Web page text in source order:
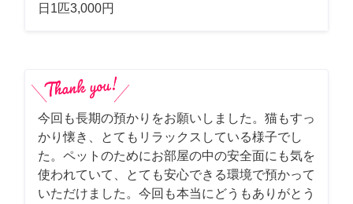
日1匹3,000円
今回も長期の預かりをお願いしました。猫もすっ
かり懐き、とてもリラックスしている様子でし
た。ペットのためにお部屋の中の安全面にも気を
使われていて、とても安心できる環境で預かって
いただけました。今回も本当にどうもありがとう